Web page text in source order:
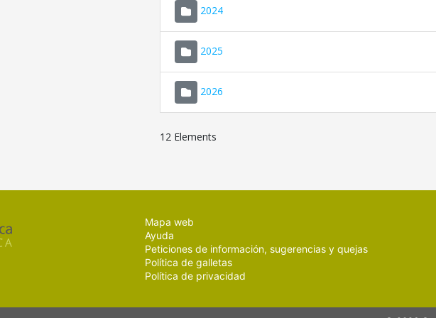
2024
2025
2026
12 Elements
Mapa web
Ayuda
Peticiones de información, sugerencias y quejas
Política de galletas
Política de privacidad